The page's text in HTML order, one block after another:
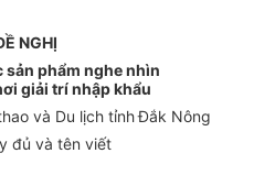
NGHỊ
sản phẩm nghe nhìn
giải trí nhập khẩu
và Du lịch tỉnhĐắk Nông
đủ và tên viết